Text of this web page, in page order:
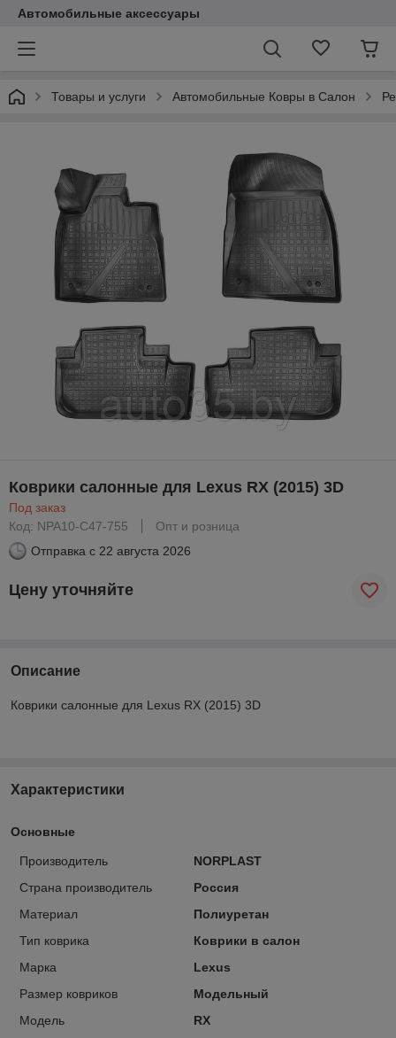
Автомобильные аксессуары
Товары и услуги Автомобильные Ковры в Салон
Коврики салонные для Lexus RX (2015) 3D
Под заказ
Код: NPA10-C47-755
Опт и розница
Отправка с 22 августа 2026
Цену уточняйте
Описание
Коврики салонные для Lexus RX (2015) 3D
Характеристики
Основные
Производитель
NORPLAST
Страна производитель
Россия
Материал
Полиуретан
Тип коврика
Коврики в салон
Марка
Lexus
Размер ковриков
Модельный
Модель
RX